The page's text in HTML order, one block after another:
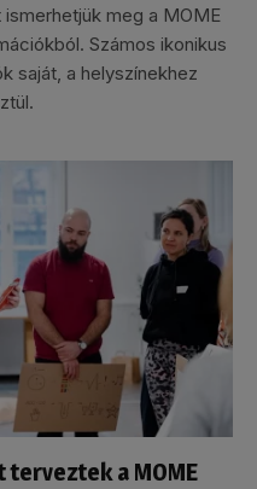
meg a MOME
Számos ikonikus
saját, a helyszínekhez
a MOME